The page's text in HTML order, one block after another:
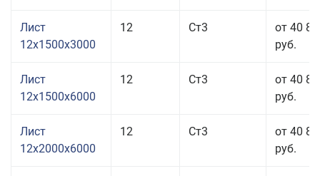
Лист
12x1500x3000
12 Ст3
от 40
руб.
Лист
12x1500x6000
12 Ст3
от 40
руб.
Лист
12x2000x6000
12 Ст3
от 40
руб.